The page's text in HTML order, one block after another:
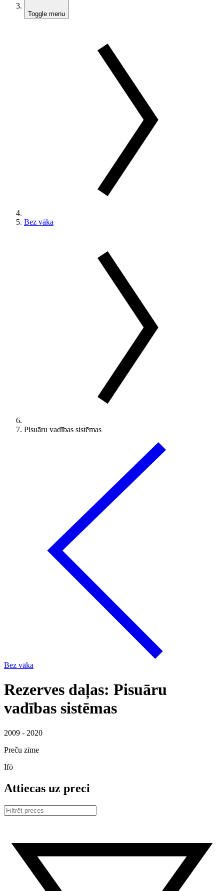
Toggle menu
Bez vāka
Pisuāru vadības sistēmas
Bez vāka
Rezerves daļas: Pisuāru
vadības sistēmas
2009 - 2020
Preču zīme
Ifö
Attiecas uz preci